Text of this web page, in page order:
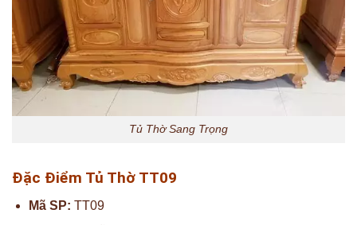
Tủ Thờ Sang Trọng
Đặc Điểm Tủ Thờ TT09
Mã SP: TT09